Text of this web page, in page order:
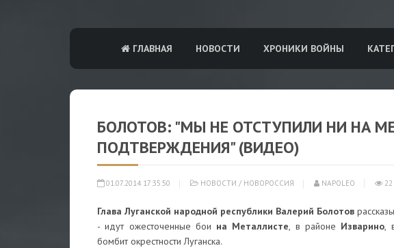
ГЛАВНАЯ НОВОСТИ ХРОНИКИ ВОЙНЫ
БОЛОТОВ: "МЫ НЕ ОТСТУПИЛИ НИ НА
ПОДТВЕРЖДЕНИЯ" (ВИДЕО)
01.07.2014 17:35:50 НОВОСТИ / НОВОРОССИЯ NAPOLEO 22
Глава Луганской народной республики Валерий Болотов
- идут ожесточенные бои на Металлисте, в районе Изварино,
бомбит окрестности Луганска.